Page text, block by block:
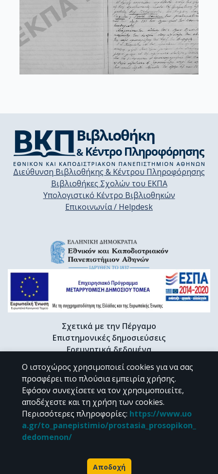
Διεύθυνση Βιβλιοθήκης & Κέντρου Πληροφόρησης
Βιβλιοθήκες Σχολών του ΕΚΠΑ
Υπολογιστικό Κέντρο Βιβλιοθηκών
Επικοινωνία / Helpdesk
Σχετικά με την Πέργαμο
Επιστημονικές δημοσιεύσεις
Ερευνητικά δεδομένα
Διδακτορικές διατριβές & Γκρίζα βιβλιογραφία
Προφίλ Ερευνητή
CC BY-NC 4.0
Εκτός αν αναφέρεται διαφορετικά, το υλικό της "Περγάμου" διατίθεται
Powered by
Ο ιστοχώρος χρησιμοποιεί cookies για να σας
προσφέρει πιο πλούσια εμπειρία χρήσης.
Εφόσον συνεχίσετε να τον χρησιμοποιείτε,
αποδέχεστε και τη χρήση των cookies.
Περισσότερες πληροφορίες: https://www.uo
a.gr/to_panepistimio/prostasia_prosopikon_
dedomenon/
Αποδοχή